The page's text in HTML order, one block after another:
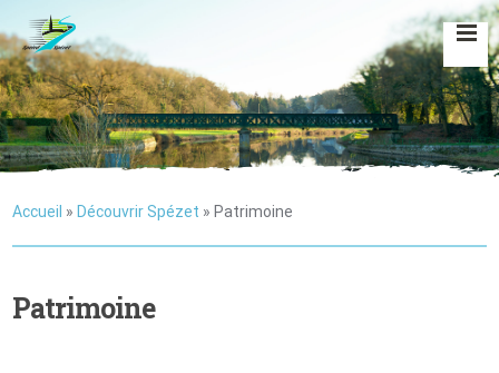
Accueil » Découvrir Spézet » Patrimoine
Patrimoine